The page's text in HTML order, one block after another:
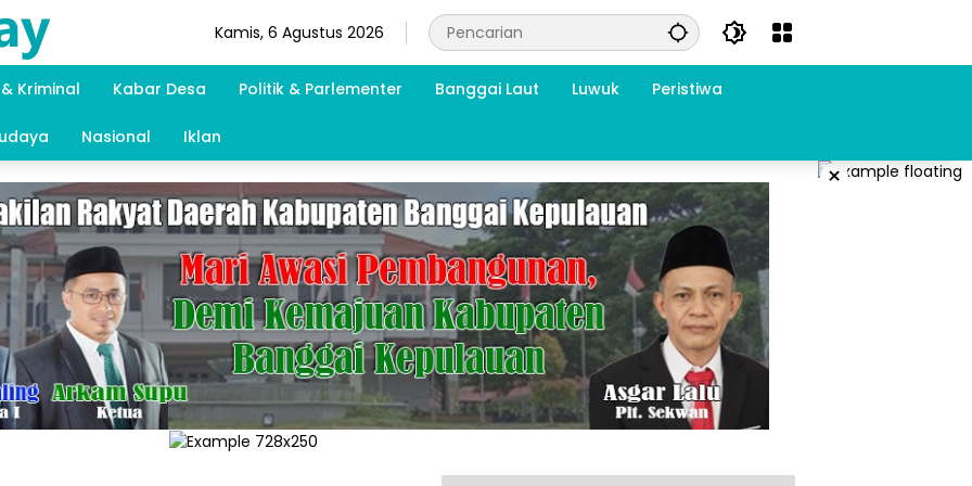
Kamis, 6 Agustus 2026
Kriminal Kabar Desa Politik & Parlementer Banggai Laut Luwuk Peristiwa
Nasional Iklan
×